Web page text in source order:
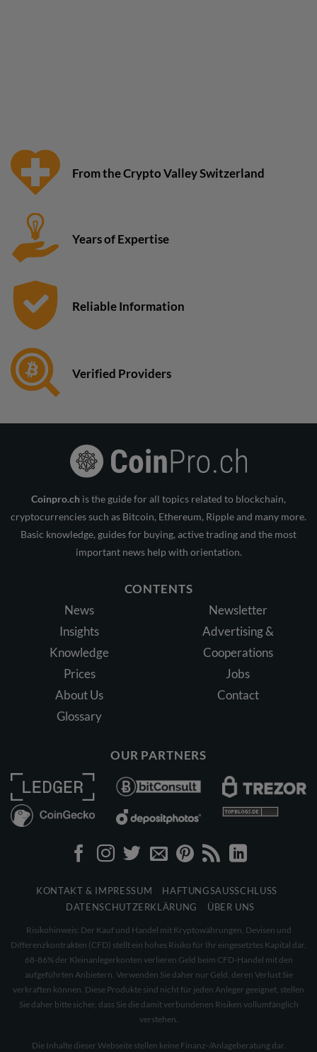
From the Crypto Valley Switzerland
Years of Expertise
Reliable Information
Verified Providers
Coinpro.ch is the guide for all topics related to blockchain,
cryptocurrencies such as Bitcoin, Ethereum, Ripple and many more.
Basic knowledge, guides for buying, active trading and the most
important news help with orientation.
CONTENTS
News
Insights
Knowledge
Prices
About Us
Glossary
Newsletter
Advertising &
Cooperations
Jobs
Contact
OUR PARTNERS
KONTAKT & IMPRESSUM
HAFTUNGSAUSSCHLUSS
DATENSCHUTZERKLÄRUNG
ÜBER UNS
Risikohinweis: Der Kauf und Handel mit Kryptowährungen, Devisen und
Differenzkontrakten (CFD) stellt ein hohes Risiko für Ihr eingesetztes Kapital dar.
68-86% der Kleinanlegerkonten verlieren Geld beim CFD-Handel mit den
aufgeführten Anbietern. Verwenden Sie daher nur Geld, deren Verlust Sie
verkraften können. Diese Produkte sind nicht für jeden Anleger geeignet, stellen
Sie daher bitte sicher, dass Sie die damit verbundenen Risiken vollumfänglich
verstehen.
Die Inhalte dieser Webseite stellen keine Finanz-/Anlageberatung dar.